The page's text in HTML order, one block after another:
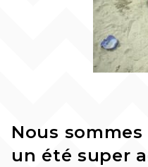
Curriculum de
Curriculum
Curriculum Pré-
Choses à apporter à
Activités Optionnelles
Nous
un été super